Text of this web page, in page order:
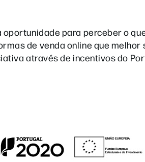
para perceber o
de venda online que melhor
através de incentivos do